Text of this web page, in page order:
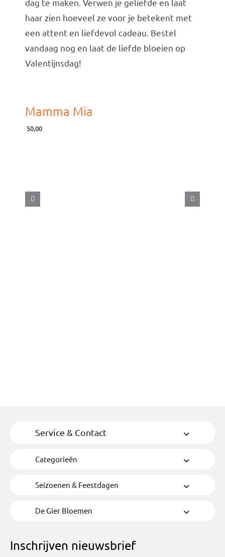
haar zien hoeveel ze voor je betekent met
een attent en liefdevol cadeau. Bestel
vandaag nog en laat de liefde bloeien op
Valentijnsdag!
Mamma Mia
50,00
Service & Contact
Categorieën
Seizoenen & Feestdagen
De Gier Bloemen
Inschrijven nieuwsbrief